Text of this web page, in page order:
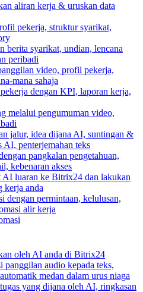
aliran kerja & uruskan data
pekerja, struktur syarikat,
berita syarikat, undian, lencana
peribadi
video, profil pekerja,
mana sahaja
dengan KPI, laporan kerja,
melalui pengumuman video,
jalur, idea dijana AI, suntingan &
AI, penterjemahan teks
pangkalan pengetahuan,
kebenaran akses
AI luaran ke Bitrix24 dan lakukan
kerja anda
dengan permintaan, kelulusan,
alir kerja
oleh AI anda di Bitrix24
panggilan audio kepada teks,
medan dalam urus niaga
yang dijana oleh AI, ringkasan